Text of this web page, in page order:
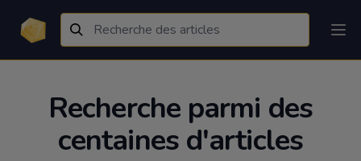
Recherche parmi des
centaines d'articles